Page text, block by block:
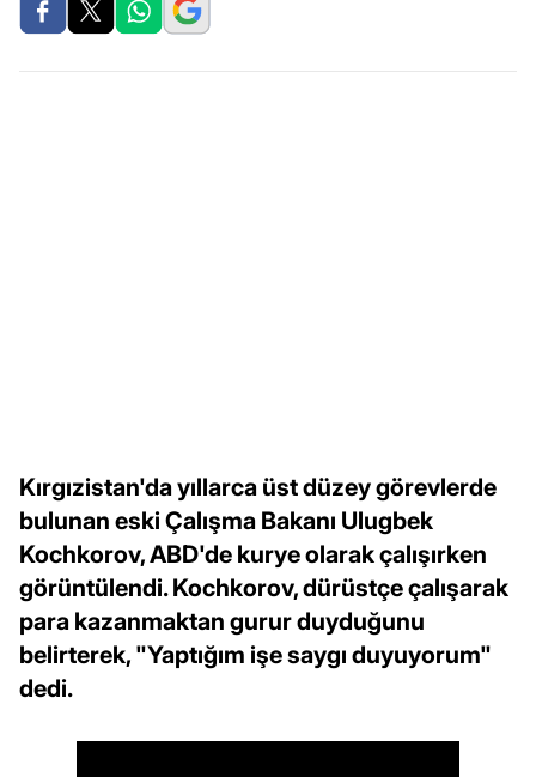
Kırgızistan'da yıllarca üst düzey görevlerde
bulunan eski Çalışma Bakanı Ulugbek
Kochkorov, ABD'de kurye olarak çalışırken
görüntülendi. Kochkorov, dürüstçe çalışarak
para kazanmaktan gurur duyduğunu
belirterek, "Yaptığım işe saygı duyuyorum"
dedi.